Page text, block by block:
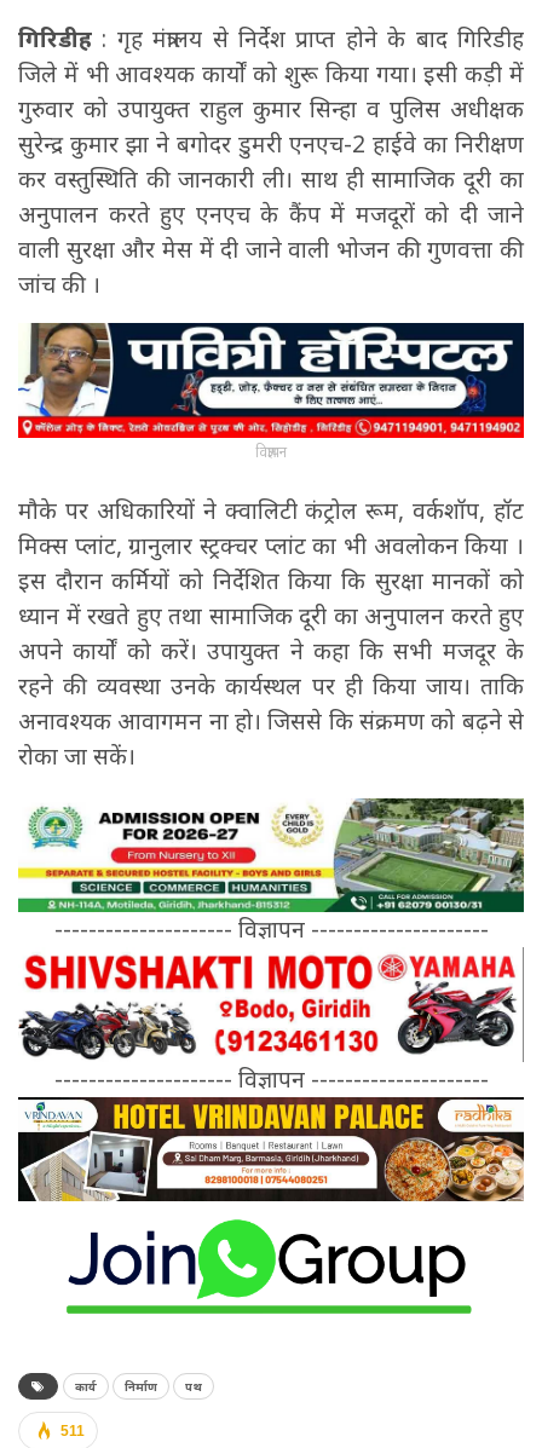
गिरिडीह : गृह मंत्रालय से निर्देश प्राप्त होने के बाद गिरिडीह
जिले में भी आवश्यक कार्यों को शुरू किया गया। इसी कड़ी में
गुरुवार को उपायुक्त राहुल कुमार सिन्हा व पुलिस अधीक्षक
सुरेन्द्र कुमार झा ने बगोदर डुमरी एनएच-2 हाईवे का निरीक्षण
कर वस्तुस्थिति की जानकारी ली। साथ ही सामाजिक दूरी का
अनुपालन करते हुए एनएच के कैंप में मजदूरों को दी जाने
वाली सुरक्षा और मेस में दी जाने वाली भोजन की गुणवत्ता की
जांच की ।
विज्ञापन
मौके पर अधिकारियों ने क्वालिटी कंट्रोल रूम, वर्कशॉप, हॉट
मिक्स प्लांट, ग्रानुलार स्ट्रक्चर प्लांट का भी अवलोकन किया ।
इस दौरान कर्मियों को निर्देशित किया कि सुरक्षा मानकों को
ध्यान में रखते हुए तथा सामाजिक दूरी का अनुपालन करते हुए
अपने कार्यों को करें। उपायुक्त ने कहा कि सभी मजदूर के
रहने की व्यवस्था उनके कार्यस्थल पर ही किया जाय। ताकि
अनावश्यक आवागमन ना हो। जिससे कि संक्रमण को बढ़ने से
रोका जा सकें।
--------------------- विज्ञापन ---------------------
--------------------- विज्ञापन ---------------------
कार्य निर्माण पथ
511